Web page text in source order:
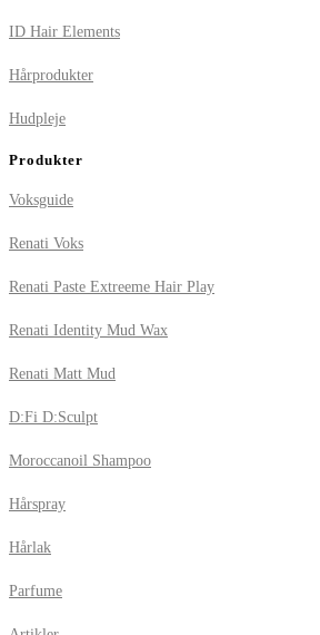
ID Hair Elements
Hårprodukter
Hudpleje
Produkter
Voksguide
Renati Voks
Renati Paste Extreeme Hair Play
Renati Identity Mud Wax
Renati Matt Mud
D:Fi D:Sculpt
Moroccanoil Shampoo
Hårspray
Hårlak
Parfume